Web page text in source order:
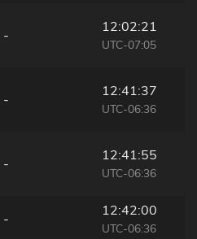
-
12:02:21
UTC-07:05
-
12:41:37
UTC-06:36
-
12:41:55
UTC-06:36
-
12:42:00
UTC-06:36